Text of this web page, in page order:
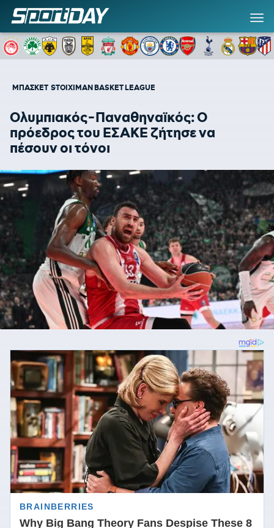
ΜΠΑΣΚΕΤ STOIXIMAN BASKET LEAGUE
Ολυμπιακός-Παναθηναϊκός: Ο
πρόεδρος του ΕΣΑΚΕ ζήτησε να
πέσουν οι τόνοι